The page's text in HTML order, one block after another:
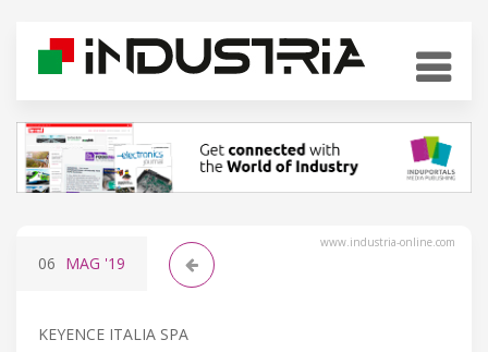
www.industria-online.com
06 MAG '19
KEYENCE ITALIA SPA